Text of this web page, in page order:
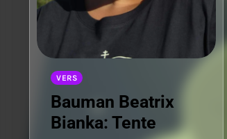
VERS
Bauman Beatrix
Bianka: Tente